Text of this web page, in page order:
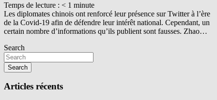
Temps de lecture : < 1 minute
Les diplomates chinois ont renforcé leur présence sur Twitter à l’ère
de la Covid-19 afin de défendre leur intérêt national. Cependant, un
certain nombre d’informations qu’ils publient sont fausses. Zhao…
Search
Search
Articles récents